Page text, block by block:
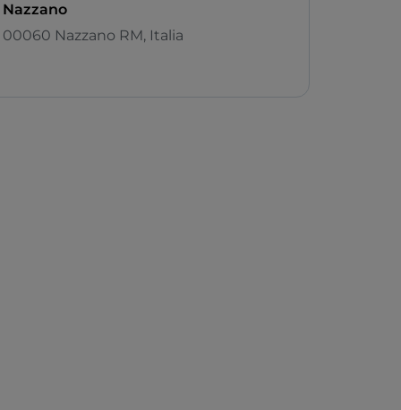
Nazzano
00060 Nazzano RM, Italia